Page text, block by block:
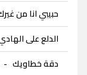
حبيبي انا من
الدلع على
دقة خطاويك -